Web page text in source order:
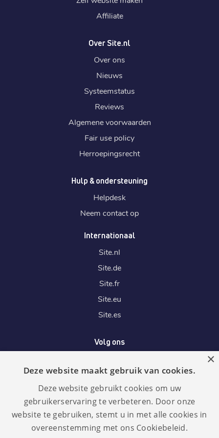
Affiliate
Over Site.nl
Over ons
Nieuws
Systeemstatus
Reviews
Algemene voorwaarden
Fair use policy
Herroepingsrecht
Hulp & ondersteuning
Helpdesk
Neem contact op
Internationaal
Site.nl
Site.de
Site.fr
Site.eu
Site.es
Volg ons
Wij accepteren
×
Deze website maakt gebruik van cookies.
Deze website gebruikt cookies om uw
gebruikerservaring te verbeteren. Door onze
website te gebruiken, stemt u in met alle cookies in
overeenstemming met ons Cookiebeleid.